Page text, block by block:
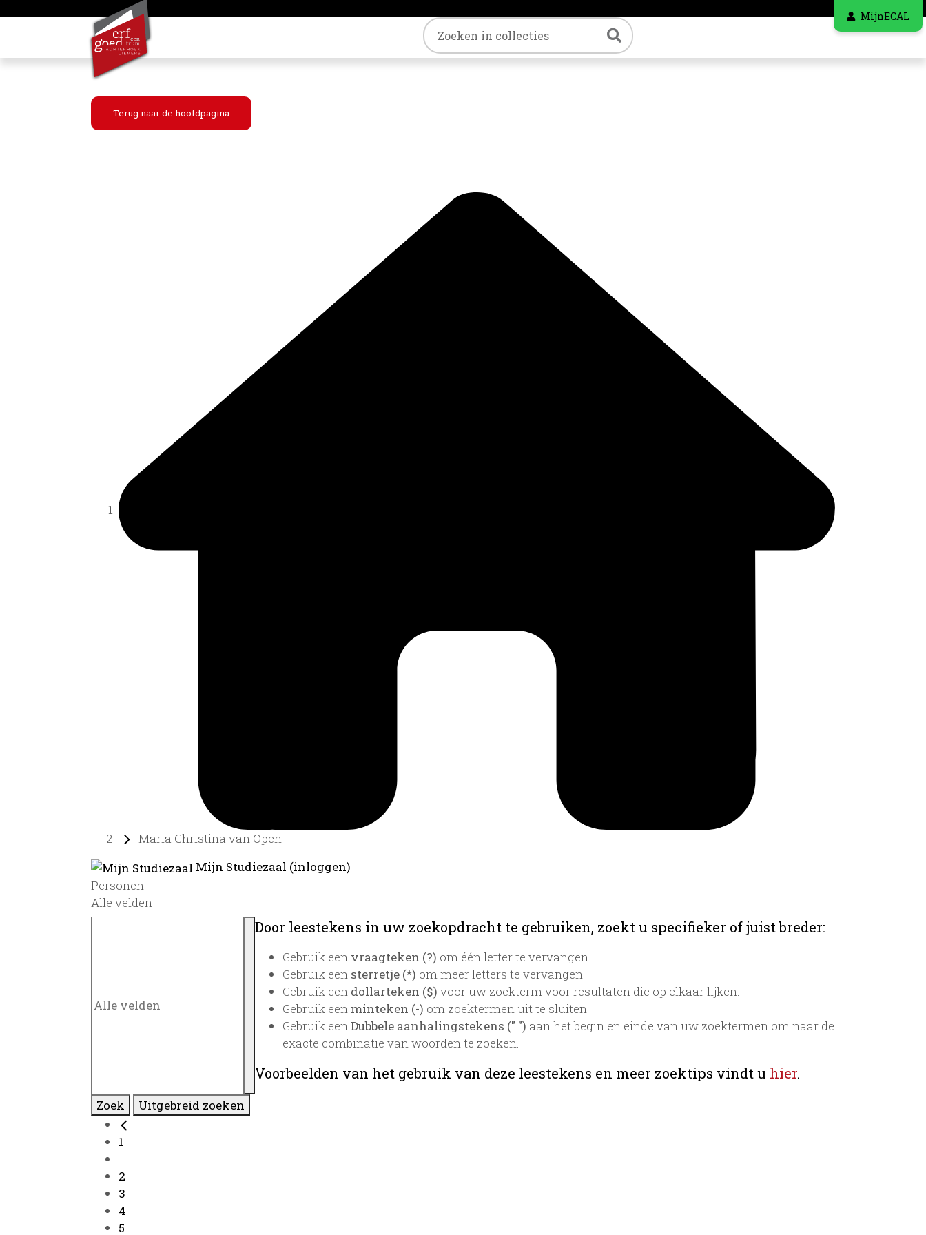
MijnECAL
Trefwoord Zoeken
Terug naar de hoofdpagina
Maria Christina van Öpen
Mijn Studiezaal (inloggen)
Personen
Alle velden
Door leestekens in uw zoekopdracht te gebruiken, zoekt u specifieker of juist breder:
Gebruik een vraagteken (?) om één letter te vervangen.
Gebruik een sterretje (*) om meer letters te vervangen.
Gebruik een dollarteken ($) voor uw zoekterm voor resultaten die op elkaar lijken.
Gebruik een minteken (-) om zoektermen uit te sluiten.
Gebruik eenDubbele aanhalingstekens (" ") aan het begin en einde van uw zoektermen om naar de
exacte combinatie van woorden te zoeken.
Voorbeelden van het gebruik van deze leestekens en meer zoektips vindt u hier.
Zoek Uitgebreid zoeken
1
...
2
3
4
5